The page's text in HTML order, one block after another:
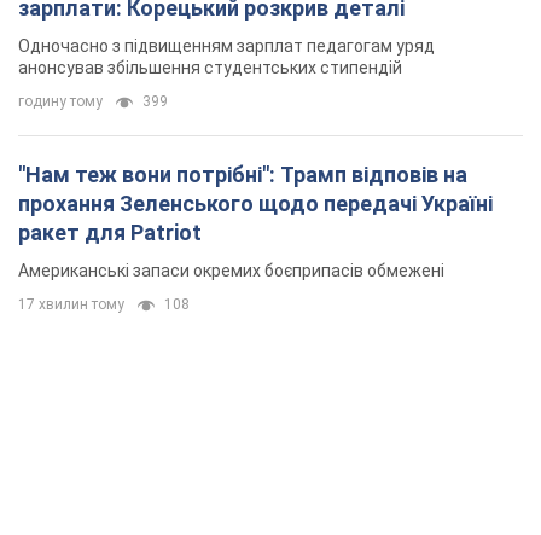
зарплати: Корецький розкрив деталі
Одночасно з підвищенням зарплат педагогам уряд
анонсував збільшення студентських стипендій
годину тому 399
"Нам теж вони потрібні": Трамп відповів на
прохання Зеленського щодо передачі Україні
ракет для Patriot
Американські запаси окремих боєприпасів обмежені
17 хвилин тому 108